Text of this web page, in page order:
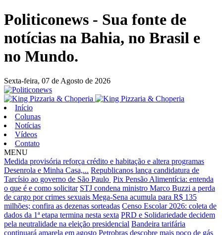
Politiconews - Sua fonte de
notícias na Bahia, no Brasil e
no Mundo.
Sexta-feira, 07 de Agosto de 2026
Início
Colunas
Notícias
Vídeos
Contato
MENU
Medida provisória reforça crédito e habitação e altera programas
Desenrola e Minha Casa,... Republicanos lança candidatura de
Tarcísio ao governo de São Paulo Pix Pensão Alimentícia: entenda
o que é e como solicitar STJ condena ministro Marco Buzzi a perda
de cargo por crimes sexuais Mega-Sena acumula para R$ 135
milhões; confira as dezenas sorteadas Censo Escolar 2026: coleta de
dados da 1ª etapa termina nesta sexta PRD e Solidariedade decidem
pela neutralidade na eleição presidencial Bandeira tarifária
continuará amarela em agosto Petrobras descobre mais poço de gás